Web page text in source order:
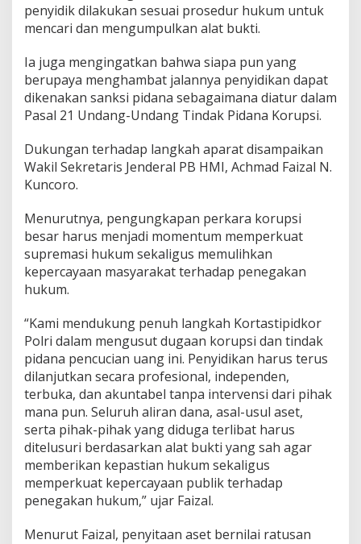
penyidik dilakukan sesuai prosedur hukum untuk
mencari dan mengumpulkan alat bukti.
Ia juga mengingatkan bahwa siapa pun yang
berupaya menghambat jalannya penyidikan dapat
dikenakan sanksi pidana sebagaimana diatur dalam
Pasal 21 Undang-Undang Tindak Pidana Korupsi.
Dukungan terhadap langkah aparat disampaikan
Wakil Sekretaris Jenderal PB HMI, Achmad Faizal N.
Kuncoro.
Menurutnya, pengungkapan perkara korupsi
besar harus menjadi momentum memperkuat
supremasi hukum sekaligus memulihkan
kepercayaan masyarakat terhadap penegakan
hukum.
“Kami mendukung penuh langkah Kortastipidkor
Polri dalam mengusut dugaan korupsi dan tindak
pidana pencucian uang ini. Penyidikan harus terus
dilanjutkan secara profesional, independen,
terbuka, dan akuntabel tanpa intervensi dari pihak
mana pun. Seluruh aliran dana, asal-usul aset,
serta pihak-pihak yang diduga terlibat harus
ditelusuri berdasarkan alat bukti yang sah agar
memberikan kepastian hukum sekaligus
memperkuat kepercayaan publik terhadap
penegakan hukum,” ujar Faizal.
Menurut Faizal, penyitaan aset bernilai ratusan